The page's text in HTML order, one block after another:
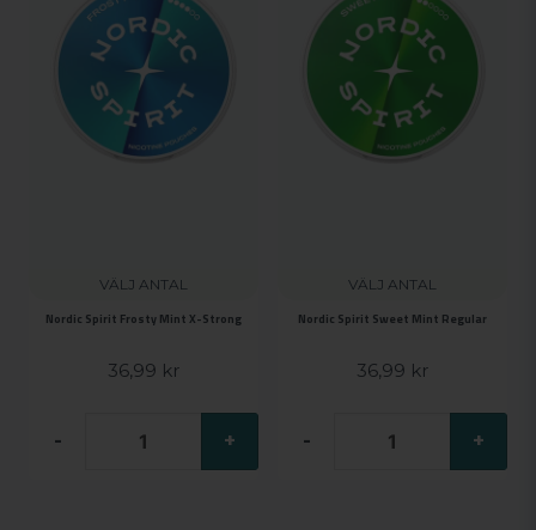
VÄLJ ANTAL
Nordic Spirit Frosty Mint X-Strong
36,99 kr
- +
VÄLJ ANTAL
Nordic Spirit Sweet Mint Regular
36,99 kr
- +